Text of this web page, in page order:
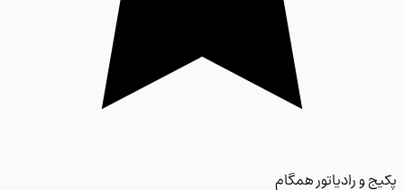
و رادیاتور همگام